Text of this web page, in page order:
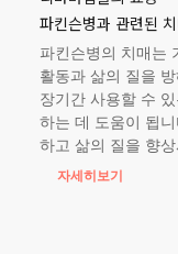
파킨슨병과 관련된
파킨슨병의 치매는
활동과 삶의 질을
장기간 사용할 수
하는 데 도움이 됩
하고 삶의 질을 향
자세히보기